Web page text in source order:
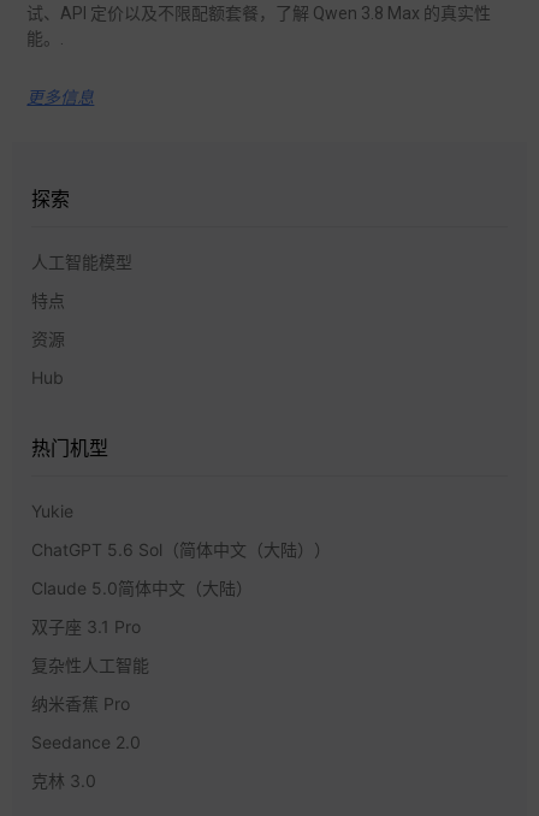
试、API 定价以及不限配额套餐，了解 Qwen 3.8 Max 的真实性
能。.
更多信息
探索
人工智能模型
特点
资源
Hub
热门机型
Yukie
ChatGPT 5.6 Sol（简体中文（大陆））
Claude 5.0简体中文（大陆）
双子座 3.1 Pro
复杂性人工智能
纳米香蕉 Pro
Seedance 2.0
克林 3.0